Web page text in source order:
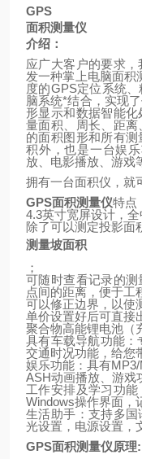
GPS
面积测量仪
介绍：
应广大客户的要求
发一种掌上电脑面积
度的GPS定位系统
脑系统*结合，实现
形显示和数据智能
量面积、周长、距
的面积图形和所有
积外，也是一台娱
放、电影播放、游戏
拥有一台面积仪，就
GPS面积测量仪特点
4.3英寸宽屏设计，
除了可以测定投影面
测量坡面积
；
可随时查看记录的
点间的距离，便于工
可以修正边界，以使
单价设置好后可直接
聚合物高能锂电池（
具有车载导航功能：
交通时况功能，给您
娱乐功能：具有
ASH动画播放、游戏
工作安排及学习功能
Windows操作界面，
生活助手：支持多
光设置，电源设置，
GPS面积测量仪原理: